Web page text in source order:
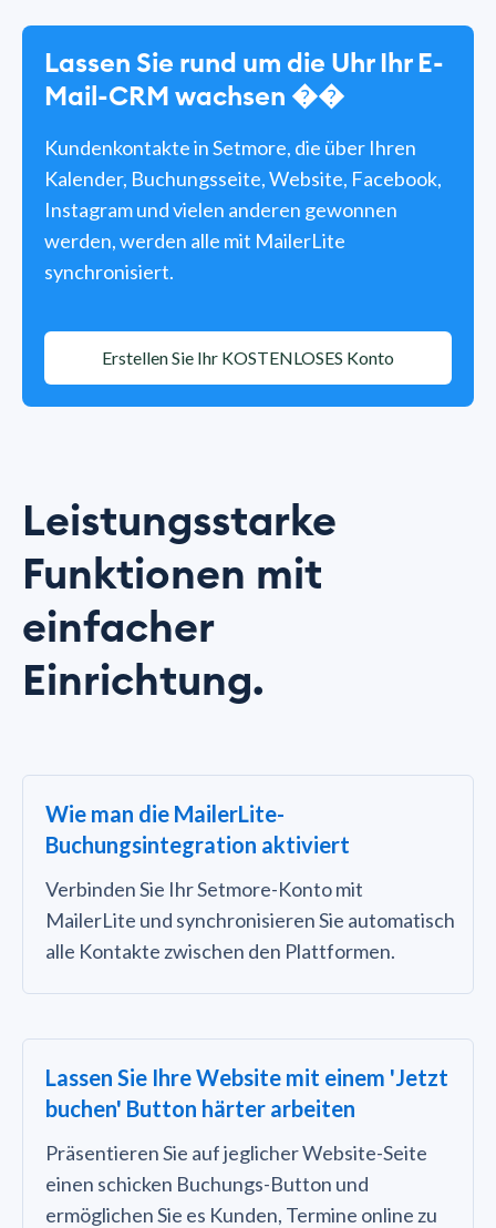
Lassen Sie rund um die Uhr Ihr E-
Mail-CRM wachsen ��
Kundenkontakte in Setmore, die über Ihren
Kalender, Buchungsseite, Website, Facebook,
Instagram und vielen anderen gewonnen
werden, werden alle mit MailerLite
synchronisiert.
Erstellen Sie Ihr KOSTENLOSES Konto
Leistungsstarke
Funktionen mit
einfacher
Einrichtung.
Wie man die MailerLite-
Buchungsintegration aktiviert
Verbinden Sie Ihr Setmore-Konto mit
MailerLite und synchronisieren Sie automatisch
alle Kontakte zwischen den Plattformen.
Lassen Sie Ihre Website mit einem 'Jetzt
buchen' Button härter arbeiten
Präsentieren Sie auf jeglicher Website-Seite
einen schicken Buchungs-Button und
ermöglichen Sie es Kunden, Termine online zu